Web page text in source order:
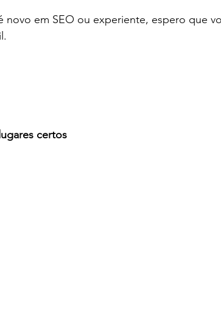
novo em SEO ou experiente, espero que
certos